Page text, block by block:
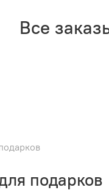
Все
подарков